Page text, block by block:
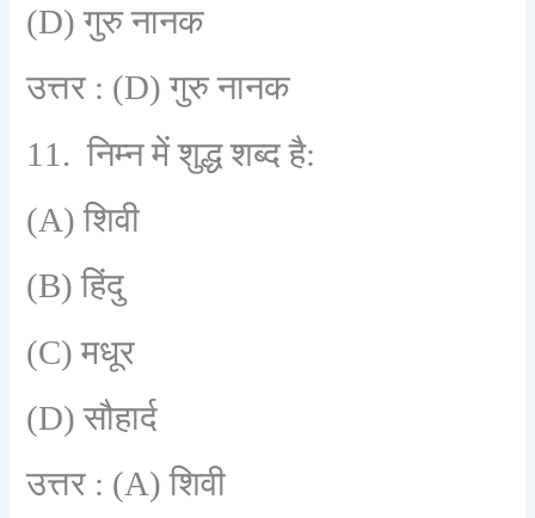
(D)गुरु नानक
उत्तर : (D)गुरु नानक
11.निम्न में शुद्ध शब्द है:
(A)शिवी
(B)हिंदु
(C)मधूर
(D)सौहार्द
उत्तर : (A)शिवी